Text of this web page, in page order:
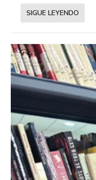
SIGUE LEYENDO